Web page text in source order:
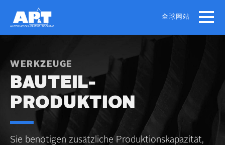
main
全球网站
WERKZEUGE
BAUTEIL­
PRODUKTION
Sie benötigen zusätzliche Produktions­kapazität,